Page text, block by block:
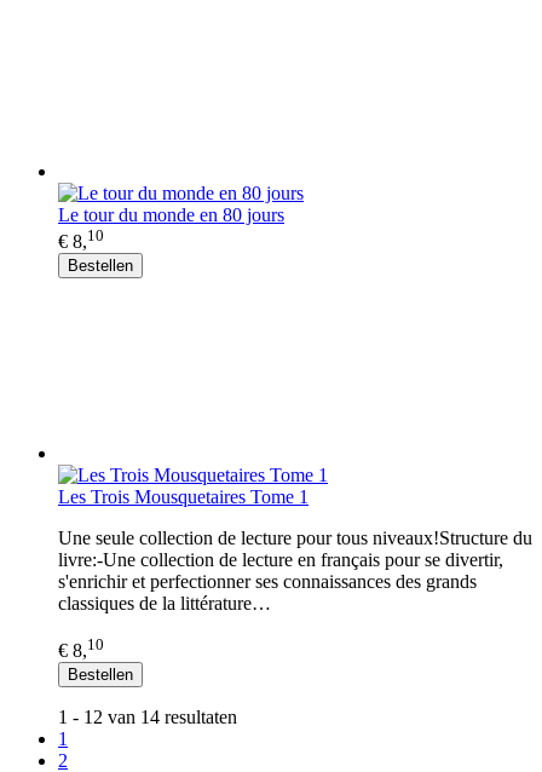
Le tour du monde en 80 jours
€ 8,10
Bestellen
Les Trois Mousquetaires Tome 1
Une seule collection de lecture pour tous niveaux!Structure du
livre:-Une collection de lecture en français pour se divertir,
s'enrichir et perfectionner ses connaissances des grands
classiques de la littérature…
€ 8,10
Bestellen
1 - 12 van 14 resultaten
1
2